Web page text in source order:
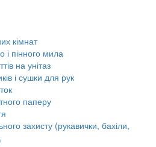
кімнат
і пінного мила
на унітаз
і сушки для рук
паперу
захисту (рукавички, бахіли,